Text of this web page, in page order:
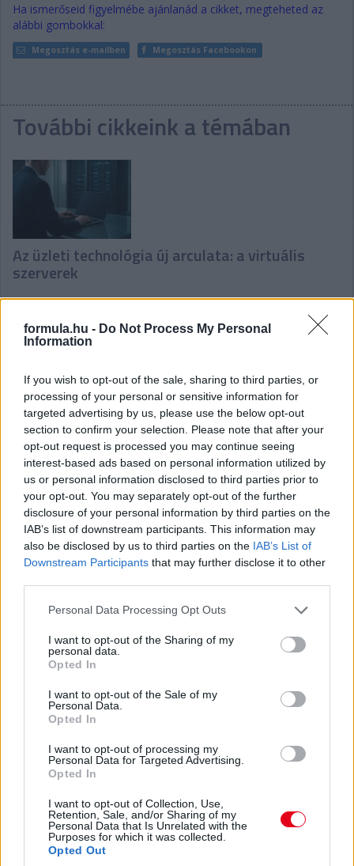
formula.hu - Do Not Process My Personal
Information
If you wish to opt-out of the sale, sharing to third parties, or
processing of your personal or sensitive information for
targeted advertising by us, please use the below opt-out
section to confirm your selection. Please note that after your
opt-out request is processed you may continue seeing
interest-based ads based on personal information utilized by
us or personal information disclosed to third parties prior to
your opt-out. You may separately opt-out of the further
disclosure of your personal information by third parties on the
IAB’s list of downstream participants. This information may
also be disclosed by us to third parties on the IAB’s List of
Downstream Participants that may further disclose it to other
Please note that this website/app uses one or more Google
not limited to your visit or usage behaviour. You may click to
grant or deny consent to Google and its third-party tags to
use your data for below specified purposes in below Google
consent section.
Personal Data Processing Opt Outs
I want to opt-out of the Sharing of my
personal data.
Opted In
I want to opt-out of the Sale of my
Personal Data.
Opted In
I want to opt-out of processing my
Personal Data for Targeted Advertising.
Opted In
I want to opt-out of Collection, Use,
Retention, Sale, and/or Sharing of my
Personal Data that Is Unrelated with the
Purposes for which it was collected.
Opted Out
Ha ismerőseid figyelmébe ajánlanád a cikket, megteheted az
alábbi gombokkal:
Megosztás e-mailben Megosztás Facebookon
További cikkeink a témában
Az üzleti technológia új arculata: a virtuális
szerverek
A lucfenyő deszka felhasználási lehetőségei és
előnyei
Miben más a nyíltvégű lízing?
Prémium Autóház Kft.: Öt autómárka egy helyen
Hatvanban
Hogyan válasszunk megfelelő fénymásolópapírt